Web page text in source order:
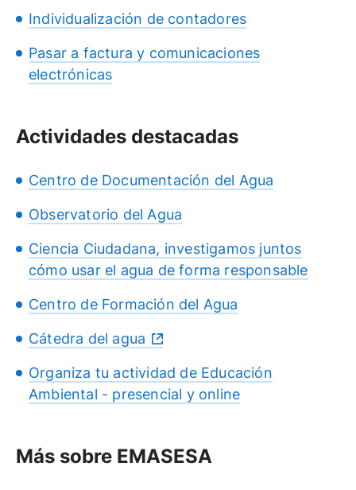
Individualización de contadores
Pasar a factura y comunicaciones
electrónicas
Actividades destacadas
Centro de Documentación del Agua
Observatorio del Agua
Ciencia Ciudadana, investigamos juntos
cómo usar el agua de forma responsable
Centro de Formación del Agua
Cátedra del agua
Organiza tu actividad de Educación
Ambiental - presencial y online
Más sobre EMASESA